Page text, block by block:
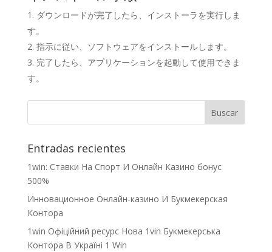
ダウンロードが完了したら、インストーラを実行しま
す。
指示に従い、ソフトウェアをインストールします。
完了したら、アプリケーションを起動して使用できま
す。
Entradas recientes
1win: Ставки На Cпорт И Онлайн Казино бонус
500%
Инновационное Онлайн-казино И Букмекерская
Контора
1win Офіційний ресурс Нова 1vin Букмекерська
Контора В Україні 1 Win